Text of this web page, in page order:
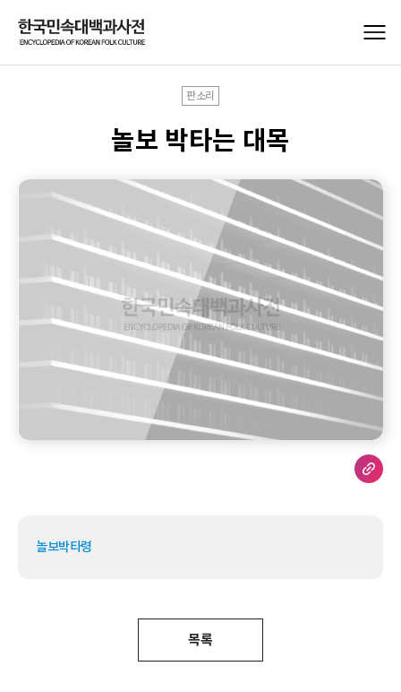
판소리
놀보 박타는 대목
놀보박타령
목록